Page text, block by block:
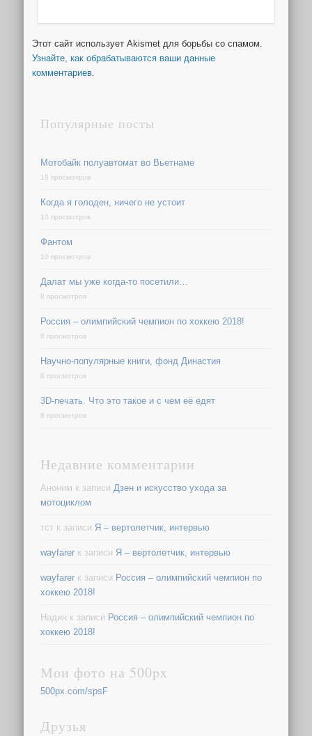
Этот сайт использует Akismet для борьбы со спамом.
Узнайте, как обрабатываются ваши данные
комментариев.
Популярные посты
Мотобайк полуавтомат во Вьетнаме
19 просмотров
Когда я голоден, ничего не устоит
10 просмотров
Фантом
10 просмотров
Далат мы уже когда-то посетили…
8 просмотров
Россия – олимпийский чемпион по хоккею 2018!
8 просмотров
Научно-популярные книги, фонд Династия
8 просмотров
3D-печать. Что это такое и с чем её едят
8 просмотров
Недавние комментарии
Аноним к записиДзен и искусство ухода за
мотоциклом
тст к записи Я – вертолетчик, интервью
wayfarer к записи Я – вертолетчик, интервью
wayfarer к записи Россия – олимпийский чемпион по
хоккею 2018!
Надин к записи Россия – олимпийский чемпион по
хоккею 2018!
Мои фото на 500px
500px.com/spsF
Друзья